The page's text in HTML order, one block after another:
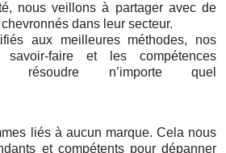
nous veillons à partager avec de
dans leur secteur.
aux meilleures méthodes, nos
faire et les compétences
résoudre n’importe quel
liés à aucun marque. Cela nous
et compétents pour dépanner